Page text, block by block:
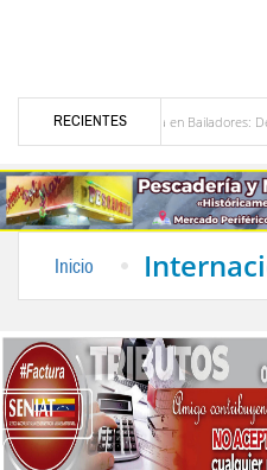
RECIENTES
Alerta en Bailadores: Denuncian
Inicio